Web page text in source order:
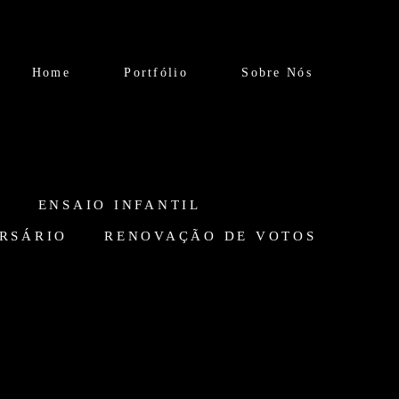
Home Portfólio Sobre Nós
ENSAIO INFANTIL
RENOVAÇÃO DE VOTOS